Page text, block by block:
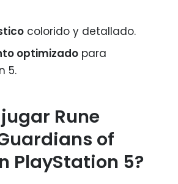
colorido y detallado.
optimizado para
5.
Rune
of
PlayStation 5?